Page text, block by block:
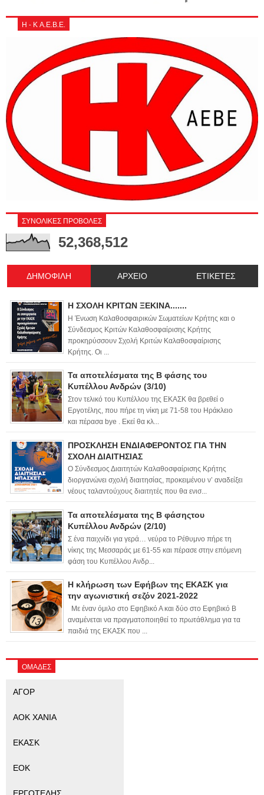
Η - Κ Α.Ε.Β.Ε.
ΣΥΝΟΛΙΚΕΣ ΠΡΟΒΟΛΕΣ
52,368,512
ΔΗΜΟΦΙΛΗ ΑΡΧΕΙΟ ΕΤΙΚΕΤΕΣ
Η ΣΧΟΛΗ ΚΡΙΤΩΝ ΞΕΚΙΝΑ.......
Η Ένωση Καλαθοσφαιρικών Σωματείων Κρήτης και ο
Σύνδεσμος Κριτών Καλαθοσφαίρισης Κρήτης
προκηρύσσουν Σχολή Κριτών Καλαθοσφαίρισης
Κρήτης. Οι ...
Τα αποτελέσματα της Β φάσης του
Κυπέλλου Ανδρών (3/10)
Στον τελικό του Κυπέλλου της ΕΚΑΣΚ θα βρεθεί ο
Εργοτέλης, που πήρε τη νίκη με 71-58 του Ηράκλειο
και πέρασα bye . Εκεί θα κλ...
ΠΡΟΣΚΛΗΣΗ ΕΝΔΙΑΦΕΡΟΝΤΟΣ ΓΙΑ ΤΗΝ
ΣΧΟΛΗ ΔΙΑΙΤΗΣΙΑΣ
Ο Σύνδεσμος Διαιτητών Καλαθοσφαίρισης Κρήτης
διοργανώνει σχολή διαιτησίας, προκειμένου ν’ αναδείξει
νέους ταλαντούχους διαιτητές που θα ενισ...
Τα αποτελέσματα της Β φάσηςτου
Κυπέλλου Ανδρών (2/10)
Σ ένα παιχνίδι για γερά… νεύρα το Ρέθυμνο πήρε τη
νίκης της Μεσσαράς με 61-55 και πέρασε στην επόμενη
φάση του Κυπέλλου Ανδρ...
Η κλήρωση των Εφήβων της ΕΚΑΣΚ για
την αγωνιστική σεζόν 2021-2022
Με έναν όμιλο στο Εφηβικό Α και δύο στο Εφηβικό Β
αναμένεται να πραγματοποιηθεί το πρωτάθλημα για τα
παιδιά της ΕΚΑΣΚ που ...
ΟΜΑΔΕΣ
ΑΓΟΡ
ΑΟΚ ΧΑΝΙΑ
ΕΚΑΣΚ
ΕΟΚ